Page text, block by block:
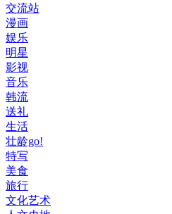
交流站
漫画
娱乐
明星
影视
音乐
韩流
送礼
生活
壮龄go!
特写
美食
旅行
文化艺术